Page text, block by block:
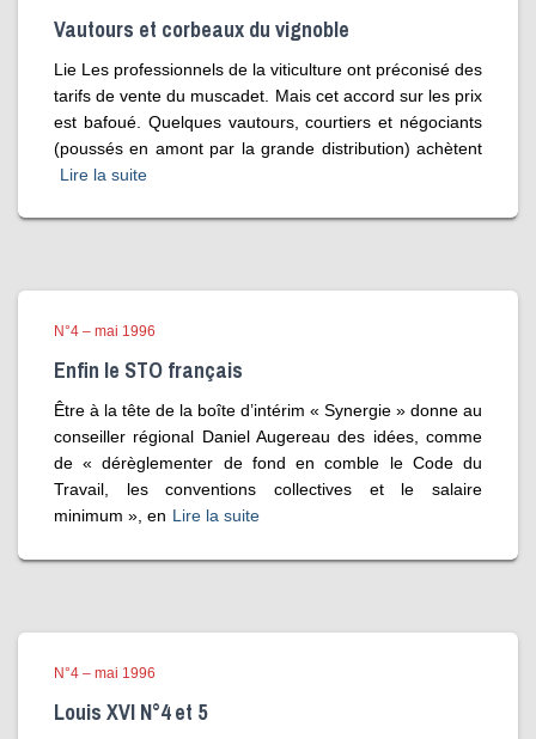
Vautours et corbeaux du vignoble
Lie Les professionnels de la viticulture ont préconisé des
tarifs de vente du muscadet. Mais cet accord sur les prix
est bafoué. Quelques vautours, courtiers et négociants
(poussés en amont par la grande distribution) achètent
Lire la suite
N°4 – mai 1996
Enfin le STO français
Être à la tête de la boîte d’intérim « Synergie » donne au
conseiller régional Daniel Augereau des idées, comme
de « dérèglementer de fond en comble le Code du
Travail, les conventions collectives et le salaire
minimum », en Lire la suite
N°4 – mai 1996
Louis XVI N°4 et 5